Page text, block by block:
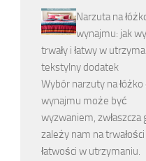
Narzuta na
wynajmu: jak
trwały i łatwy w
tekstylny dodatek
Wybór narzuty na łóżko
wynajmu może być
wyzwaniem, zwłaszcza
zależy nam na trwałości
łatwości w utrzymaniu.